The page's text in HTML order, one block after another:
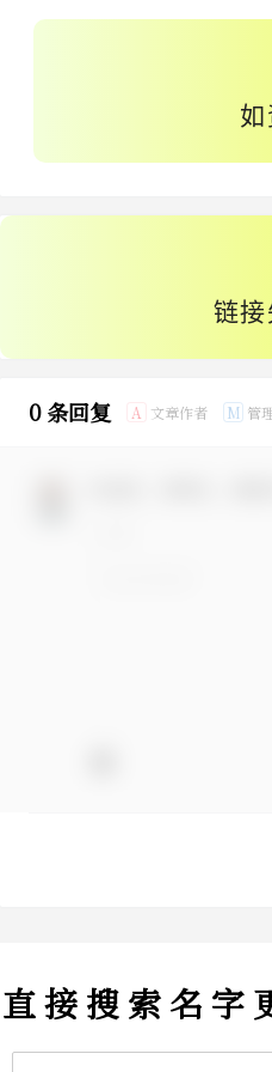
链接
0 条回复 A 文章作者 M 管
直 接 搜 索 名 字